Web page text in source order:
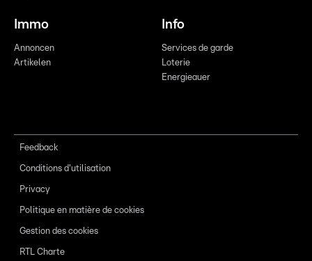
Immo
Annoncen
Artikelen
Info
Services de garde
Loterie
Energieauer
Feedback
Conditions d'utilisation
Privacy
Politique en matière de cookies
Gestion des cookies
RTL Charte